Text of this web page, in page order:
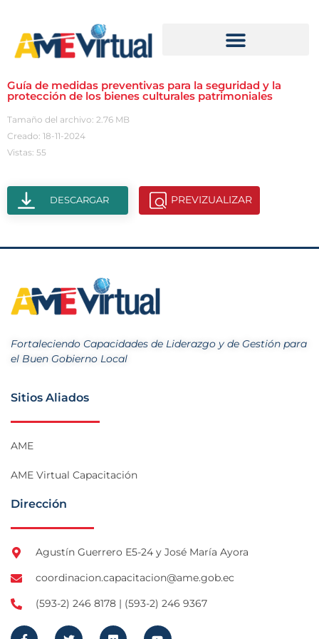
Guía de medidas preventivas para la seguridad y la
protección de los bienes culturales patrimoniales
Tamaño del archivo: 2.76 MB
Creado: 18-11-2024
Vistas: 55
DESCARGAR PREVIZUALIZAR
Fortaleciendo Capacidades de Liderazgo y de Gestión para
el Buen Gobierno Local
Sitios Aliados
AME
AME Virtual Capacitación
Dirección
Agustín Guerrero E5-24 y José María Ayora
coordinacion.capacitacion@ame.gob.ec
(593-2) 246 8178 | (593-2) 246 9367